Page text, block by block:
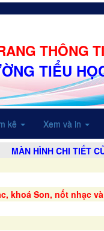
THÔNG
TIỂU
kê Xem và in
MÀN HÌNH CHI TIẾT
khoá Son, nốt nhạc